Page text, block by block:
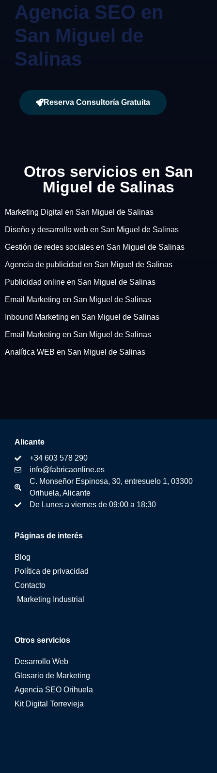
Agencia SEO en
San Miguel de
Salinas
Reserva Consultoría Gratuita
Otros servicios en San
Miguel de Salinas
Marketing Digital en San Miguel de Salinas
Diseño y desarrollo web en San Miguel de Salinas
Gestión de redes sociales en San Miguel de Salinas
Agencia de publicidad en San Miguel de Salinas
Publicidad online en San Miguel de Salinas
Email Marketing en San Miguel de Salinas
Inbound Marketing en San Miguel de Salinas
Email Marketing en San Miguel de Salinas
Analítica WEB en San Miguel de Salinas
Otros servicios
Desarrollo Web
Glosario de Marketing
Agencia SEO Orihuela
Kit Digital Torrevieja
Páginas de interés
Blog
Política de privacidad
Contacto
Marketing Industrial
Alicante
+34 603 578 290
info@fabricaonline.es
C. Monseñor Espinosa, 30, entresuelo 1, 03300
Orihuela, Alicante
De Lunes a viernes de 09:00 a 18:30